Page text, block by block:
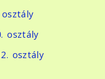
osztály
osztály